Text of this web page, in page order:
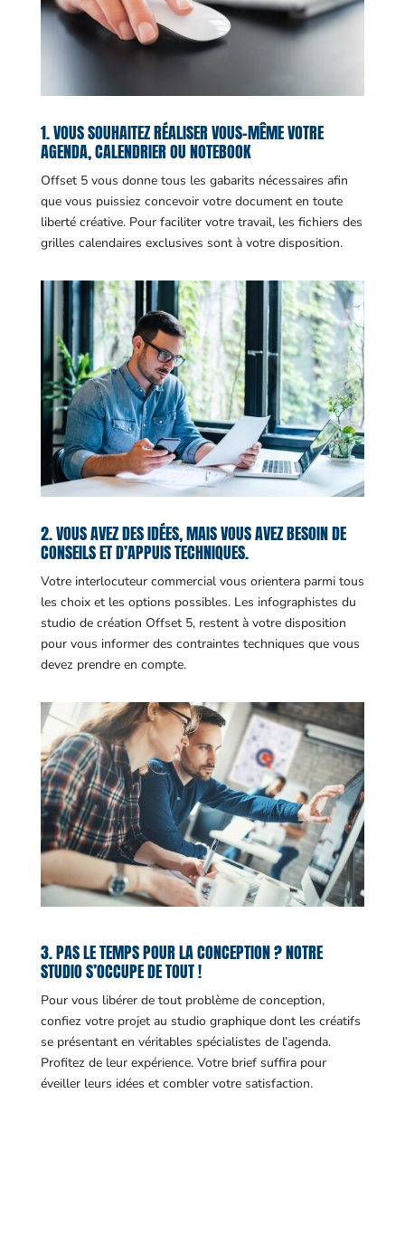
1. VOUS SOUHAITEZ RÉALISER VOUS-MÊME VOTRE
AGENDA, CALENDRIER OU NOTEBOOK
Offset 5 vous donne tous les gabarits nécessaires afin
que vous puissiez concevoir votre document en toute
liberté créative. Pour faciliter votre travail, les fichiers des
grilles calendaires exclusives sont à votre disposition.
2. VOUS AVEZ DES IDÉES, MAIS VOUS AVEZ BESOIN DE
CONSEILS ET D’APPUIS TECHNIQUES.
Votre interlocuteur commercial vous orientera parmi tous
les choix et les options possibles. Les infographistes du
studio de création Offset 5, restent à votre disposition
pour vous informer des contraintes techniques que vous
devez prendre en compte.
3. PAS LE TEMPS POUR LA CONCEPTION ? NOTRE
STUDIO S’OCCUPE DE TOUT !
Pour vous libérer de tout problème de conception,
confiez votre projet au studio graphique dont les créatifs
se présentant en véritables spécialistes de l’agenda.
Profitez de leur expérience. Votre brief suffira pour
éveiller leurs idées et combler votre satisfaction.